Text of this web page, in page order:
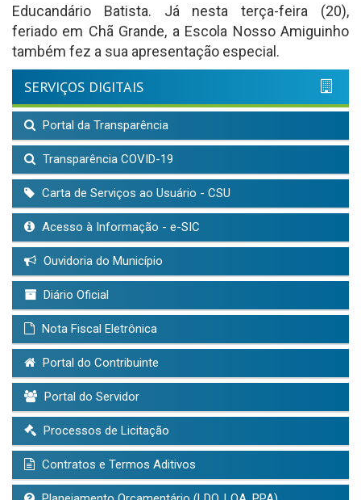
Educandário Batista. Já nesta terça-feira (20),
feriado em Chã Grande, a Escola Nosso Amiguinho
também fez a sua apresentação especial.
SERVIÇOS DIGITAIS
Portal da Transparência
Transparência COVID-19
Carta de Serviços ao Usuário - CSU
Acesso à Informação - e-SIC
Ouvidoria do Município
Diário Oficial
Nota Fiscal Eletrônica
Portal do Contribuinte
Portal do Servidor
Processos de Licitação
Contratos e Termos Aditivos